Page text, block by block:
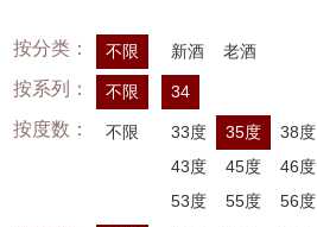
按分类： 不限 新酒 老酒
按系列： 不限 34
按度数： 不限 33度 35度 38度
43度
45度 46度
53度
55度 56度